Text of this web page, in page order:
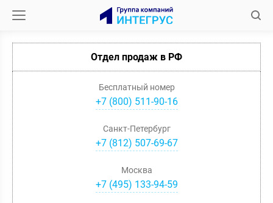
Отдел продаж в РФ
Бесплатный номер
+7 (800) 511-90-16
Санкт-Петербург
+7(812) 507-69-67
Москва
+7(495) 133-94-59